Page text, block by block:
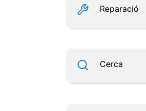
Reparació
Cerca